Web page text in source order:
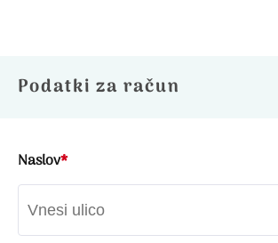
Podatki za račun
Naslov*